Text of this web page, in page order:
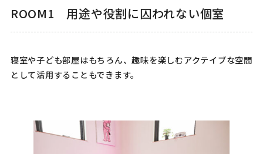
ROOM1 用途や役割に囚われない個室
寝室や子ども部屋はもちろん、趣味を楽しむアクテイブな空間
として活用することもできます。